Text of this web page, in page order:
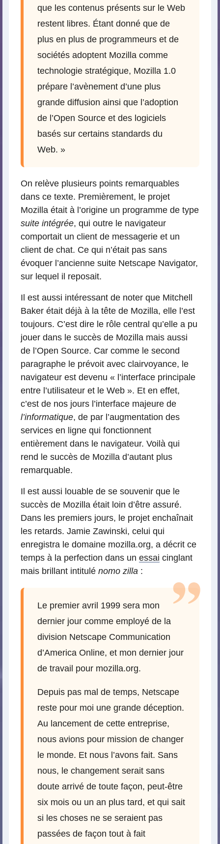
que les contenus présents sur le Web
restent libres. Étant donné que de
plus en plus de programmeurs et de
sociétés adoptent Mozilla comme
technologie stratégique, Mozilla 1.0
prépare l’avènement d’une plus
grande diffusion ainsi que l’adoption
de l’Open Source et des logiciels
basés sur certains standards du
Web. »
On relève plusieurs points remarquables
dans ce texte. Premièrement, le projet
Mozilla était à l’origine un programme de type
suite intégrée, qui outre le navigateur
comportait un client de messagerie et un
client de chat. Ce qui n’était pas sans
évoquer l’ancienne suite Netscape Navigator,
sur lequel il reposait.
Il est aussi intéressant de noter que Mitchell
Baker était déjà à la tête de Mozilla, elle l’est
toujours. C’est dire le rôle central qu’elle a pu
jouer dans le succès de Mozilla mais aussi
de l’Open Source. Car comme le second
paragraphe le prévoit avec clairvoyance, le
navigateur est devenu « l’interface principale
entre l’utilisateur et le Web ». Et en effet,
c’est de nos jours l’interface majeure de
l’informatique, de par l’augmentation des
services en ligne qui fonctionnent
entièrement dans le navigateur. Voilà qui
rend le succès de Mozilla d’autant plus
remarquable.
Il est aussi louable de se souvenir que le
succès de Mozilla était loin d’être assuré.
Dans les premiers jours, le projet enchaînait
les retards. Jamie Zawinski, celui qui
enregistra le domaine mozilla.org, a décrit ce
temps à la perfection dans un essai cinglant
mais brillant intitulé nomo zilla :
Le premier avril 1999 sera mon
dernier jour comme employé de la
division Netscape Communication
d’America Online, et mon dernier jour
de travail pour mozilla.org.
Depuis pas mal de temps, Netscape
reste pour moi une grande déception.
Au lancement de cette entreprise,
nous avions pour mission de changer
le monde. Et nous l’avons fait. Sans
nous, le changement serait sans
doute arrivé de toute façon, peut-être
six mois ou un an plus tard, et qui sait
si les choses ne se seraient pas
passées de façon tout à fait